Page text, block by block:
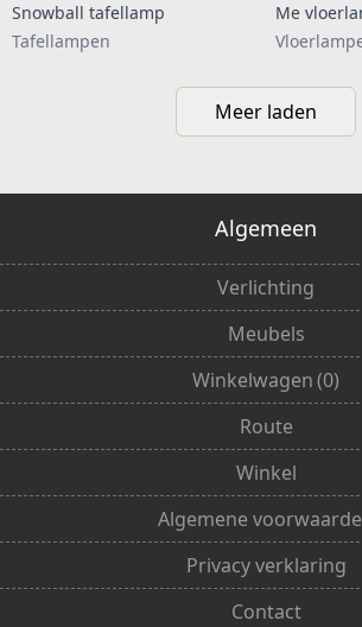
Snowball tafellamp
Tafellampen
Me
Meer laden
Algemeen
Verlichting
Meubels
Winkelwagen(0)
Route
Winkel
Algemene
Privacy verklaring
Contact